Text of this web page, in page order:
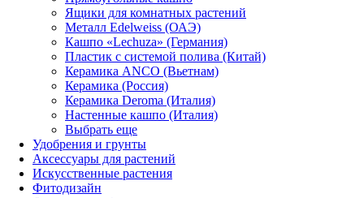
Ящики для комнатных растений
Металл Edelweiss (ОАЭ)
Кашпо «Lechuza» (Германия)
Пластик с системой полива (Китай)
Керамика ANCO (Вьетнам)
Керамика (Россия)
Керамика Deroma (Италия)
Настенные кашпо (Италия)
Выбрать еще
Удобрения и грунты
Аксессуары для растений
Искусственные растения
Фитодизайн